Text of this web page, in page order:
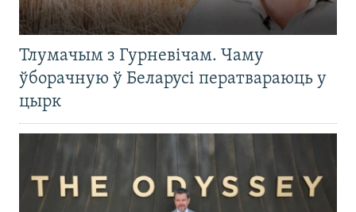
Тлумачым з Гурневічам. Чаму
ўборачную ў Беларусі ператвараюць у
цырк